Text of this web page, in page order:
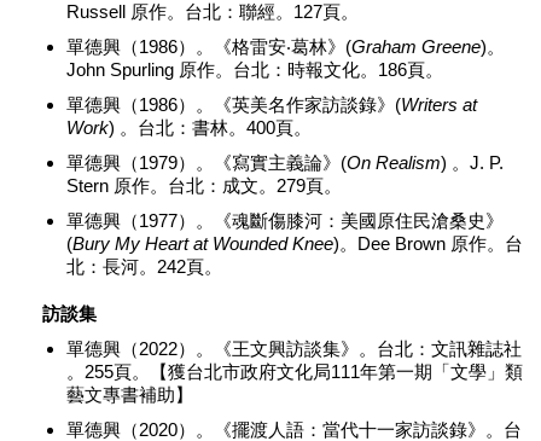
Russell 原作。台北：聯經。127頁。
單德興（1986）。《格雷安‧葛林》(Graham Greene)。
John Spurling 原作。台北：時報文化。186頁。
單德興（1986）。《英美名作家訪談錄》(Writers at
Work) 。台北：書林。400頁。
單德興（1979）。《寫實主義論》(On Realism) 。J. P.
Stern 原作。台北：成文。279頁。
單德興（1977）。《魂斷傷膝河：美國原住民滄桑史》
(Bury My Heart at Wounded Knee)。Dee Brown 原作。台
北：長河。242頁。
訪談集
單德興（2022）。《王文興訪談集》。台北：文訊雜誌社
。255頁。【獲台北市政府文化局111年第一期「文學」類
藝文專書補助】
單德興（2020）。《擺渡人語：當代十一家訪談錄》。台